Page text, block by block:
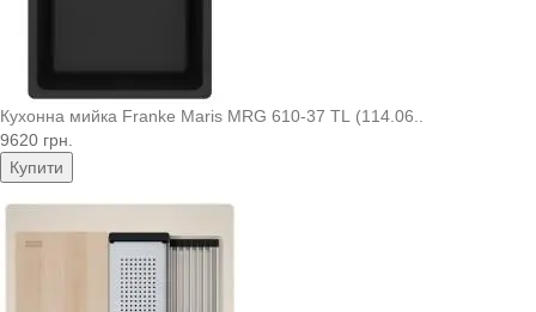
Кухонна мийка Franke Maris MRG 610-37 TL (114.06..
9620 грн.
Купити